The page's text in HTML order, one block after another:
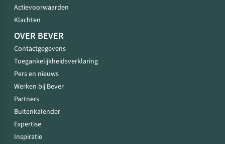
Actievoorwaarden
Klachten
OVER BEVER
Contactgegevens
Toegankelijkheidsverklaring
Pers en nieuws
Werken bij Bever
Partners
Buitenkalender
Expertise
Inspiratie